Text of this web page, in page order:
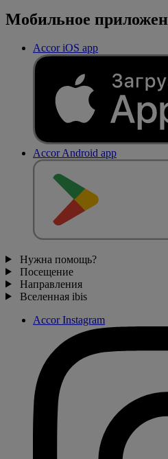
Мобильное
Accor iOS app
Accor Android app
Нужна помощь?
Посещение
Направления
Вселенная ibis
Accor Instagram